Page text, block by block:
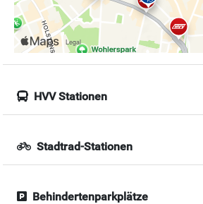
HVV Stationen
Stadtrad-Stationen
Behindertenparkplätze